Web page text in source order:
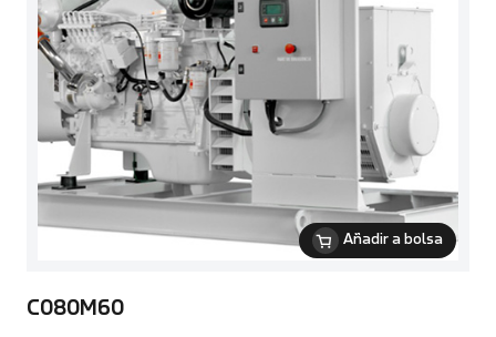
Añadir a bolsa
C080M60